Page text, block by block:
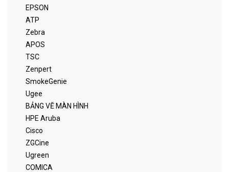
EPSON
ATP
Zebra
APOS
TSC
Zenpert
SmokeGenie
Ugee
BẢNG VẼ MÀN HÌNH
HPE Aruba
Cisco
ZGCine
Ugreen
COMICA